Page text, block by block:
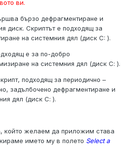
ви.
бързо дефрагментиране и
диск. Скриптът е подходящ за
на системния дял (диск C: ).
е за по-добро
на системния дял (диск С: ).
подходящ за периодично –
задълбочено дефрагментиране и
дял (диск С: ).
който желаем да приложим става
името му в полето Select a